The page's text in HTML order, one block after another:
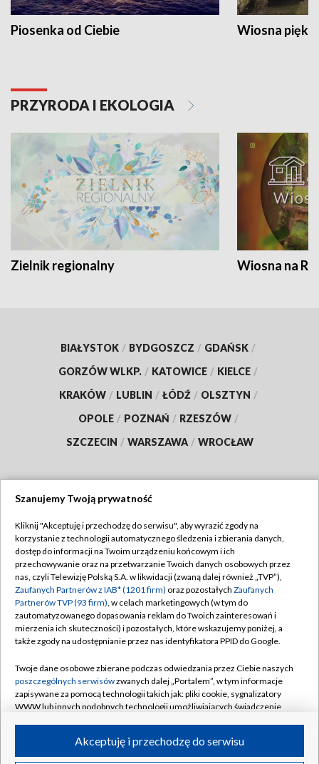
Piosenka od Ciebie Wiosna
PRZYRODA I EKOLOGIA
Zielnik regionalny Wiosna na
BIAŁYSTOK / BYDGOSZCZ / GDAŃSK /
GORZÓW WLKP. / KATOWICE / KIELCE /
KRAKÓW / LUBLIN / ŁÓDŹ / OLSZTYN /
OPOLE / POZNAŃ / RZESZÓW /
SZCZECIN / WARSZAWA / WROCŁAW
TVP
Abonament TVP
Emisja w TVP
Centrum informacji TVP
Naziemna Telewizja Cyfrowa
Rada Programowa
System NOS
Informacje o nadawcy
Program dla prasy
Regulamin TVP
Polityka prywatności
Moje zgody
Pomoc
Kontakt
Kanały
Szanujemy Twoją prywatność
Kliknij "Akceptuję i przechodzę do serwisu", aby wyrazić zgody na
korzystanie z technologii automatycznego śledzenia i zbierania danych,
dostęp do informacji na Twoim urządzeniu końcowym i ich
przechowywanie oraz na przetwarzanie Twoich danych osobowych przez
nas, czyli Telewizję Polską S.A. w likwidacji (zwaną dalej również „TVP”),
Zaufanych Partnerów z IAB* (1201 firm) oraz pozostałych Zaufanych
Partnerów TVP (93 firm), w celach marketingowych (w tym do
zautomatyzowanego dopasowania reklam do Twoich zainteresowań i
mierzenia ich skuteczności) i pozostałych, które wskazujemy poniżej, a
także zgody na udostępnianie przez nas identyfikatora PPID do Google.
Twoje dane osobowe zbierane podczas odwiedzania przez Ciebie naszych
poszczególnych serwisówzwanych dalej „Portalem”, w tym informacje
zapisywane za pomocą technologii takich jak: pliki cookie, sygnalizatory
WWW lub innych podobnych technologii umożliwiających świadczenie
ruchu w Internecie.Akceptuję i przechodzę do serwisu